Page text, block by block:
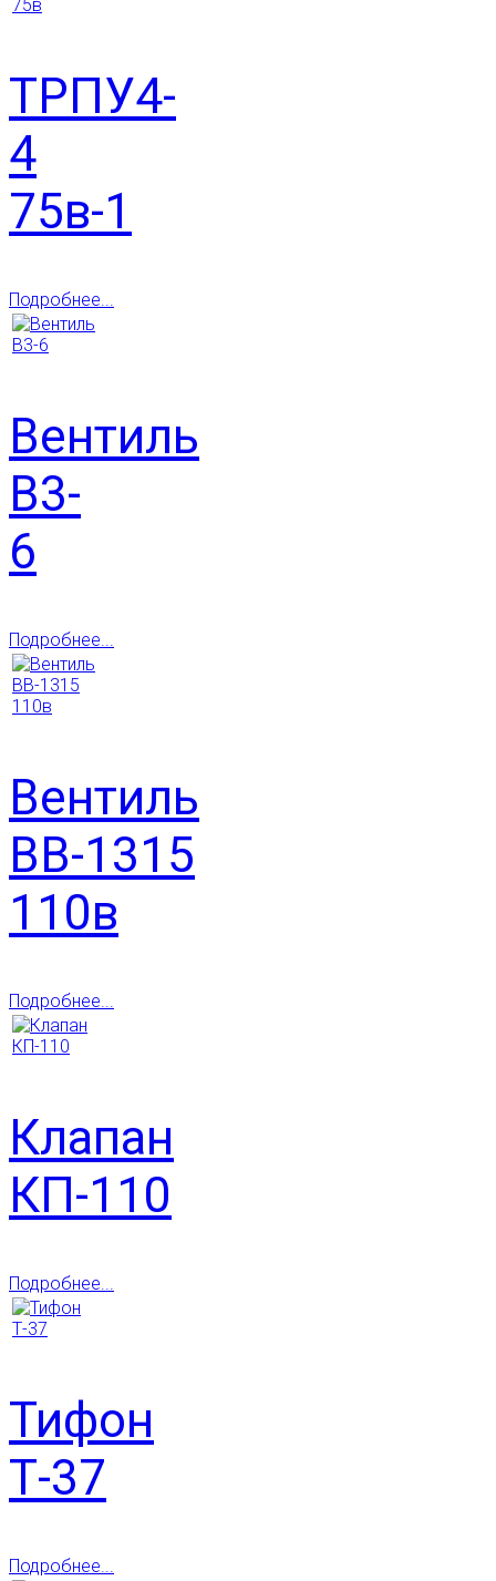
ТРПУ4-
4
75в-1
Подробнее...
Вентиль
В3-
6
Подробнее...
Вентиль
ВВ-1315
110в
Подробнее...
Клапан
КП-110
Подробнее...
Тифон
Т-37
Подробнее...